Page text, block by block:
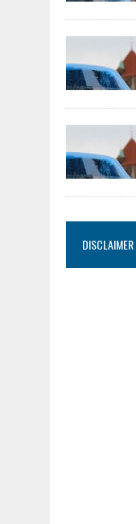
DISCLAIMER